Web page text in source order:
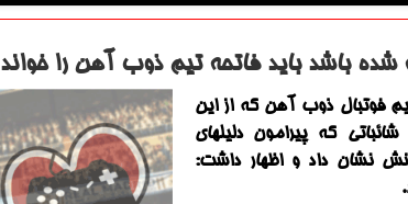
باشد باید فاتحه تیم ذوب آهن را خواند
فوتبال ذوب آهن كه از این
كه پیرامون دلیلهای
نشان داد و اظهار داشت: